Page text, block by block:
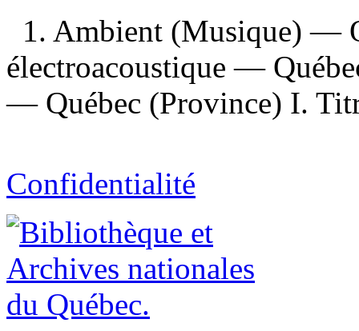
1. Ambient (Musique) —
électroacoustique —
— Québec (Province) I.
Confidentialité